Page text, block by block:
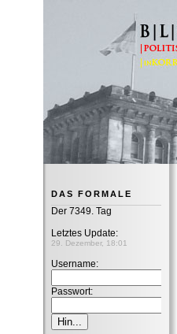
DAS FORMALE
Der 7349. Tag
Letztes Update:
29. Dezember, 18:01
Username:
Passwort: